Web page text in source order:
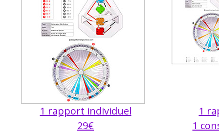
1 rapport individuel
29€
1
1